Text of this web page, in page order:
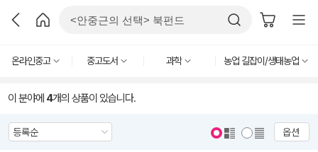
온라인중고 중고도서 과학 농업 길잡이/생태농업
이 분야에 4개의 상품이 있습니다.
옵션